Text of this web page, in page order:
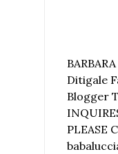
Ditigale
Blogger
PLEASE